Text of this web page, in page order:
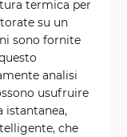
termica per
su un
sono fornite
analisi
usufruire
istantanea,
che